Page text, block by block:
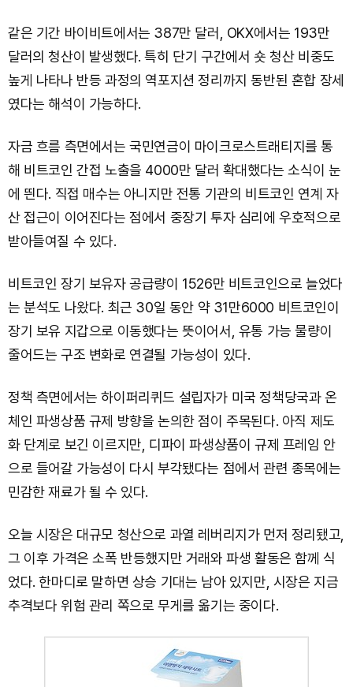
같은 기간 바이비트에서는 387만 달러, OKX에서는 193만
달러의 청산이 발생했다. 특히 단기 구간에서 숏 청산 비중도
높게 나타나 반등 과정의 역포지션 정리까지 동반된 혼합 장세
였다는 해석이 가능하다.
자금 흐름 측면에서는 국민연금이 마이크로스트래티지를 통
해 비트코인 간접 노출을 4000만 달러 확대했다는 소식이 눈
에 띈다. 직접 매수는 아니지만 전통 기관의 비트코인 연계 자
산 접근이 이어진다는 점에서 중장기 투자 심리에 우호적으로
받아들여질 수 있다.
비트코인 장기 보유자 공급량이 1526만 비트코인으로 늘었다
는 분석도 나왔다. 최근 30일 동안 약 31만6000 비트코인이
장기 보유 지갑으로 이동했다는 뜻이어서, 유통 가능 물량이
줄어드는 구조 변화로 연결될 가능성이 있다.
정책 측면에서는 하이퍼리퀴드 설립자가 미국 정책당국과 온
체인 파생상품 규제 방향을 논의한 점이 주목된다. 아직 제도
화 단계로 보긴 이르지만, 디파이 파생상품이 규제 프레임 안
으로 들어갈 가능성이 다시 부각됐다는 점에서 관련 종목에는
민감한 재료가 될 수 있다.
오늘 시장은 대규모 청산으로 과열 레버리지가 먼저 정리됐고,
그 이후 가격은 소폭 반등했지만 거래와 파생 활동은 함께 식
었다. 한마디로 말하면 상승 기대는 남아 있지만, 시장은 지금
추격보다 위험 관리 쪽으로 무게를 옮기는 중이다.